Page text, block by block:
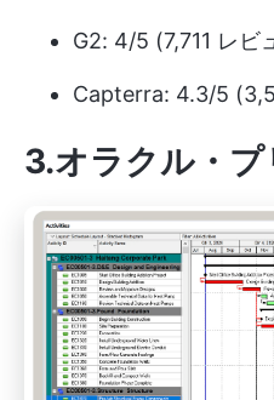
G2: 4/5 (7,711 レビ
Capterra: 4.3/5
3.オラクル・プ